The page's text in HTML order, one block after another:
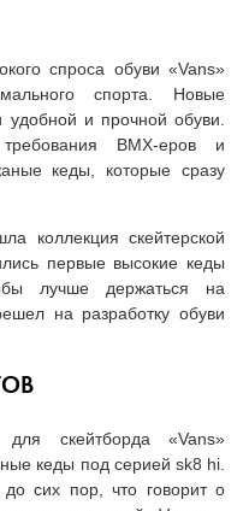
спроса обуви «Vans»
спорта. Новые
и прочной обуви.
ВМХ-еров и
кеды, которые сразу
коллекция скейтерской
первые высокие кеды
лучше держаться на
на разработку обуви
скейтборда «Vans»
кеды под серией sk8 hi.
сих пор, что говорит о